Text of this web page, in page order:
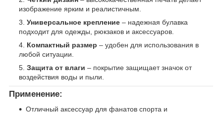
изображение ярким и реалистичным.
Универсальное крепление – надежная булавка
подходит для одежды, рюкзаков и аксессуаров.
Компактный размер – удобен для использования в
любой ситуации.
Защита от влаги – покрытие защищает значок от
воздействия воды и пыли.
Применение:
Отличный аксессуар для фанатов спорта и